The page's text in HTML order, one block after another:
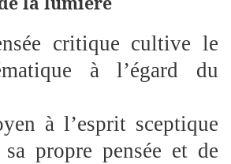
critique cultive le
à l’égard du
à l’esprit sceptique
sa propre pensée et de